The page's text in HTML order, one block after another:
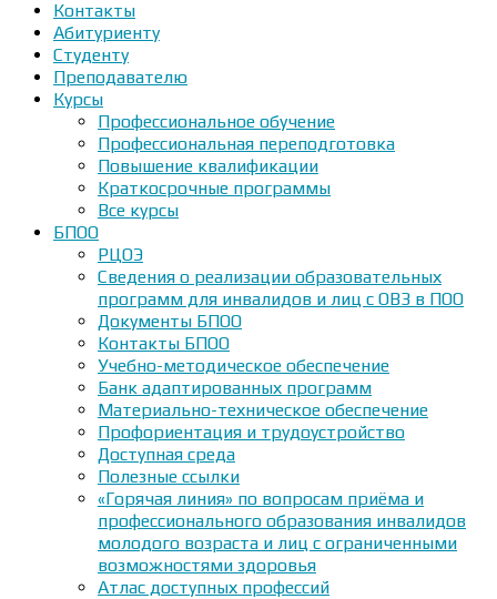
Контакты
Абитуриенту
Студенту
Преподавателю
Курсы
Профессиональное обучение
Профессиональная переподготовка
Повышение квалификации
Краткосрочные программы
Все курсы
БПОО
РЦОЭ
Сведения о реализации образовательных
программ для инвалидов и лиц с ОВЗ в ПОО
Документы БПОО
Контакты БПОО
Учебно-методическое обеспечение
Банк адаптированных программ
Материально-техническое обеспечение
Профориентация и трудоустройство
Доступная среда
Полезные ссылки
«Горячая линия» по вопросам приёма и
профессионального образования инвалидов
молодого возраста и лиц с ограниченными
возможностями здоровья
Атлас доступных профессий